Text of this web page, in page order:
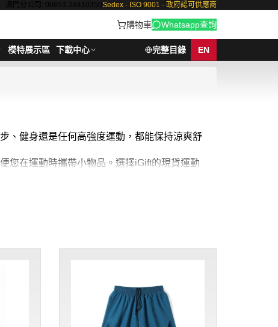
澳門分公司: 00853-28410350 Sedex · ISO 9001 · 政府認可供應商
購物車 Whatsapp查詢
模特展示區 下載中心 完整目錄 EN
、健身還是任何高強度運動，都能保持涼爽舒
您在運動時攜帶小物品。選擇iGift的現貨運動
活力滿滿，迎接每一次運動挑戰！現貨運動褲最